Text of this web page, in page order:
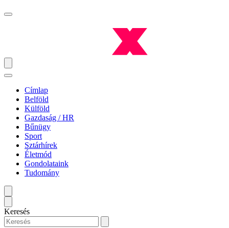
Címlap
Belföld
Külföld
Gazdaság / HR
Bűnügy
Sport
Sztárhírek
Életmód
Gondolataink
Tudomány
Keresés